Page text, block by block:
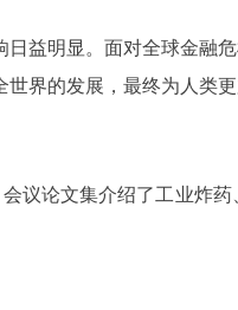
益明显。面对全球金融
界的发展，最终为人类
议论文集介绍了工业炸